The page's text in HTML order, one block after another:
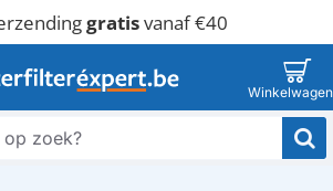
gratisvanaf €40